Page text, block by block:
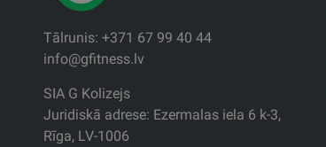
Tālrunis: +371 67 99 40 44
info@gfitness.lv
SIA G Kolizejs
Juridiskā adrese: Ezermalas iela 6 k-3,
Rīga, LV-1006